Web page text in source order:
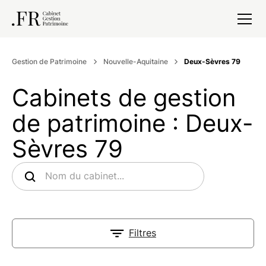
Gestion de Patrimoine Nouvelle-Aquitaine Deux-Sèvres 79
Cabinets de gestion
de patrimoine : Deux-
Sèvres 79
Filtres